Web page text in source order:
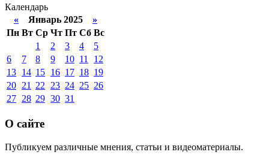
Календарь
« Январь 2025 »
Пн Вт Ср Чт Пт Сб Вс
1
2 3 4
5
6
7 8 9 10 11
12
13 14 15 16 17 18 19
20 21 22 23 24 25 26
27 28 29 30 31
О сайте
Публикуем различные мнения, статьи и видеоматериалы.